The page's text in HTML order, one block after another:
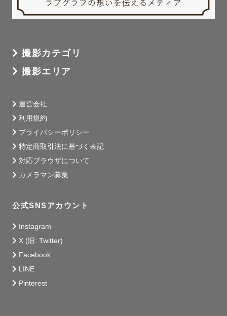
撮影カテゴリ
撮影エリア
運営会社
利用規約
プライバシーポリシー
特定商取引法に基づく表記
対応ブラウザについて
カメラマン募集
公式SNSアカウント
Instagram
X (旧: Twitter)
Facebook
LINE
Pinterest